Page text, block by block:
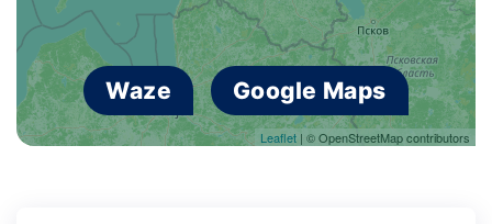
Leaflet | © OpenStreetMap contributors
Waze Google Maps